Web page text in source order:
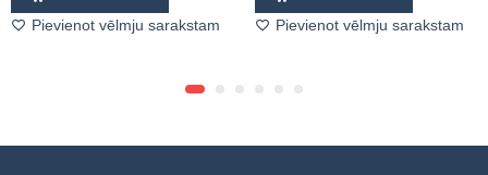
Pievienot vēlmju sarakstam Pievienot vēlmju sarakstam